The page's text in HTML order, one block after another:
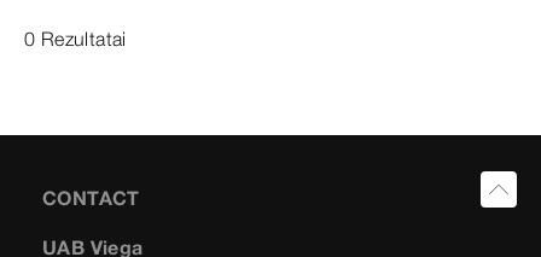
0 Rezultatai
CONTACT
UAB Viega